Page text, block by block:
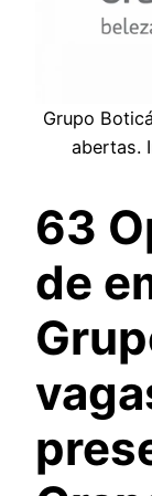
Grupo
abertas.
63
de